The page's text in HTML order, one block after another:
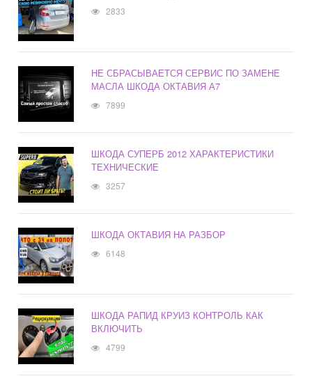
2833
НЕ СБРАСЫВАЕТСЯ СЕРВИС ПО ЗАМЕНЕ
МАСЛА ШКОДА ОКТАВИЯ А7
7899
ШКОДА СУПЕРБ 2012 ХАРАКТЕРИСТИКИ
ТЕХНИЧЕСКИЕ
3257
ШКОДА ОКТАВИЯ НА РАЗБОР
6148
ШКОДА РАПИД КРУИЗ КОНТРОЛЬ КАК
ВКЛЮЧИТЬ
4799